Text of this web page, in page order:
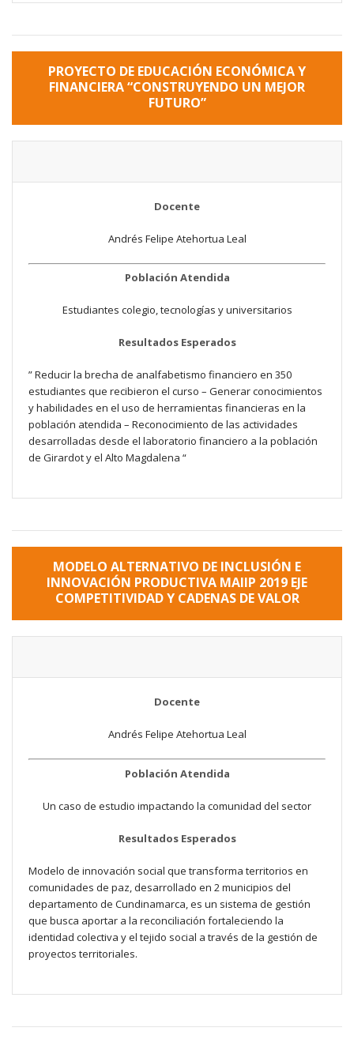
PROYECTO DE EDUCACIÓN ECONÓMICA Y
FINANCIERA “CONSTRUYENDO UN MEJOR
FUTURO”
Docente
Andrés Felipe Atehortua Leal
Población Atendida
Estudiantes colegio, tecnologías y universitarios
Resultados Esperados
” Reducir la brecha de analfabetismo financiero en 350
estudiantes que recibieron el curso – Generar conocimientos
y habilidades en el uso de herramientas financieras en la
población atendida – Reconocimiento de las actividades
desarrolladas desde el laboratorio financiero a la población
de Girardot y el Alto Magdalena “
MODELO ALTERNATIVO DE INCLUSIÓN E
INNOVACIÓN PRODUCTIVA MAIIP 2019 EJE
COMPETITIVIDAD Y CADENAS DE VALOR
Docente
Andrés Felipe Atehortua Leal
Población Atendida
Un caso de estudio impactando la comunidad del sector
Resultados Esperados
Modelo de innovación social que transforma territorios en
comunidades de paz, desarrollado en 2 municipios del
departamento de Cundinamarca, es un sistema de gestión
que busca aportar a la reconciliación fortaleciendo la
identidad colectiva y el tejido social a través de la gestión de
proyectos territoriales.